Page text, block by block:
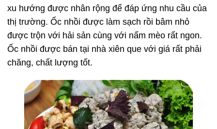
xu hướng được nhân rộng để đáp ứng nhu cầu của
thị trường. Ốc nhồi được làm sạch rồi bâm nhỏ
được trộn với hải sản cùng với nấm mèo rất ngon.
Ốc nhồi được bán tại nhà xiên que với giá rất phải
chăng, chất lượng tốt.